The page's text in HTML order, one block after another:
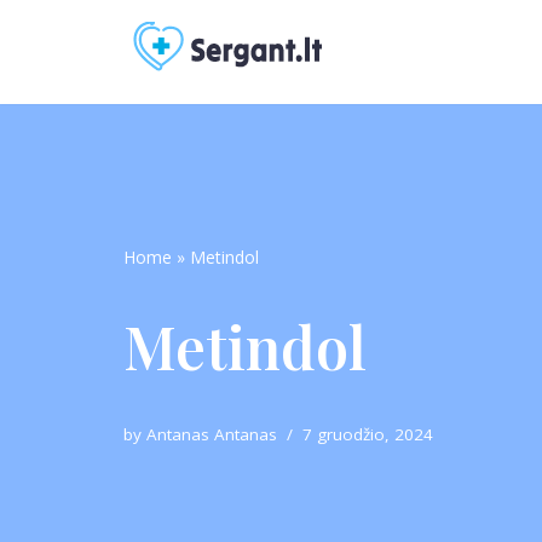
Home » Metindol
Metindol
by Antanas Antanas 7 gruodžio, 2024